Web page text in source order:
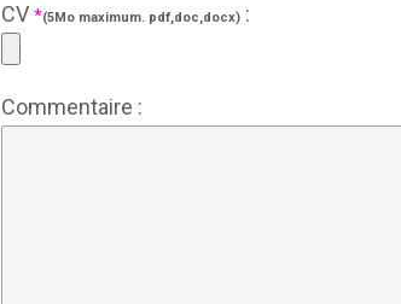
CV *(5Mo maximum. pdf,doc,docx):
Commentaire :